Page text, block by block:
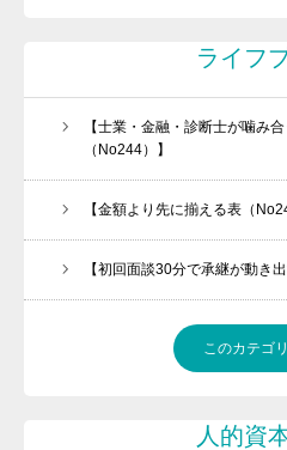
ライフ
【士業・金融・診断士が噛み
（No244）】
【金額より先に揃える表（
【初回面談30分で承継が動き
このカテゴ
人的資
お客様
流れ紹
プライバシーポリ